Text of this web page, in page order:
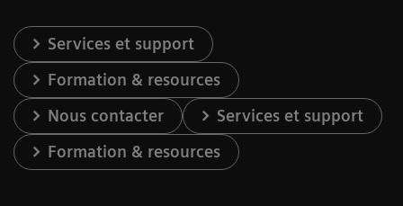
Services et support
Formation & resources
Nous contacter
Services et support
Formation & resources